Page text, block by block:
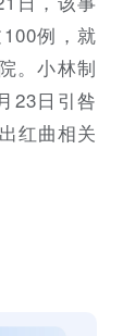
例，就
。小林制
23日引咎
红曲相关